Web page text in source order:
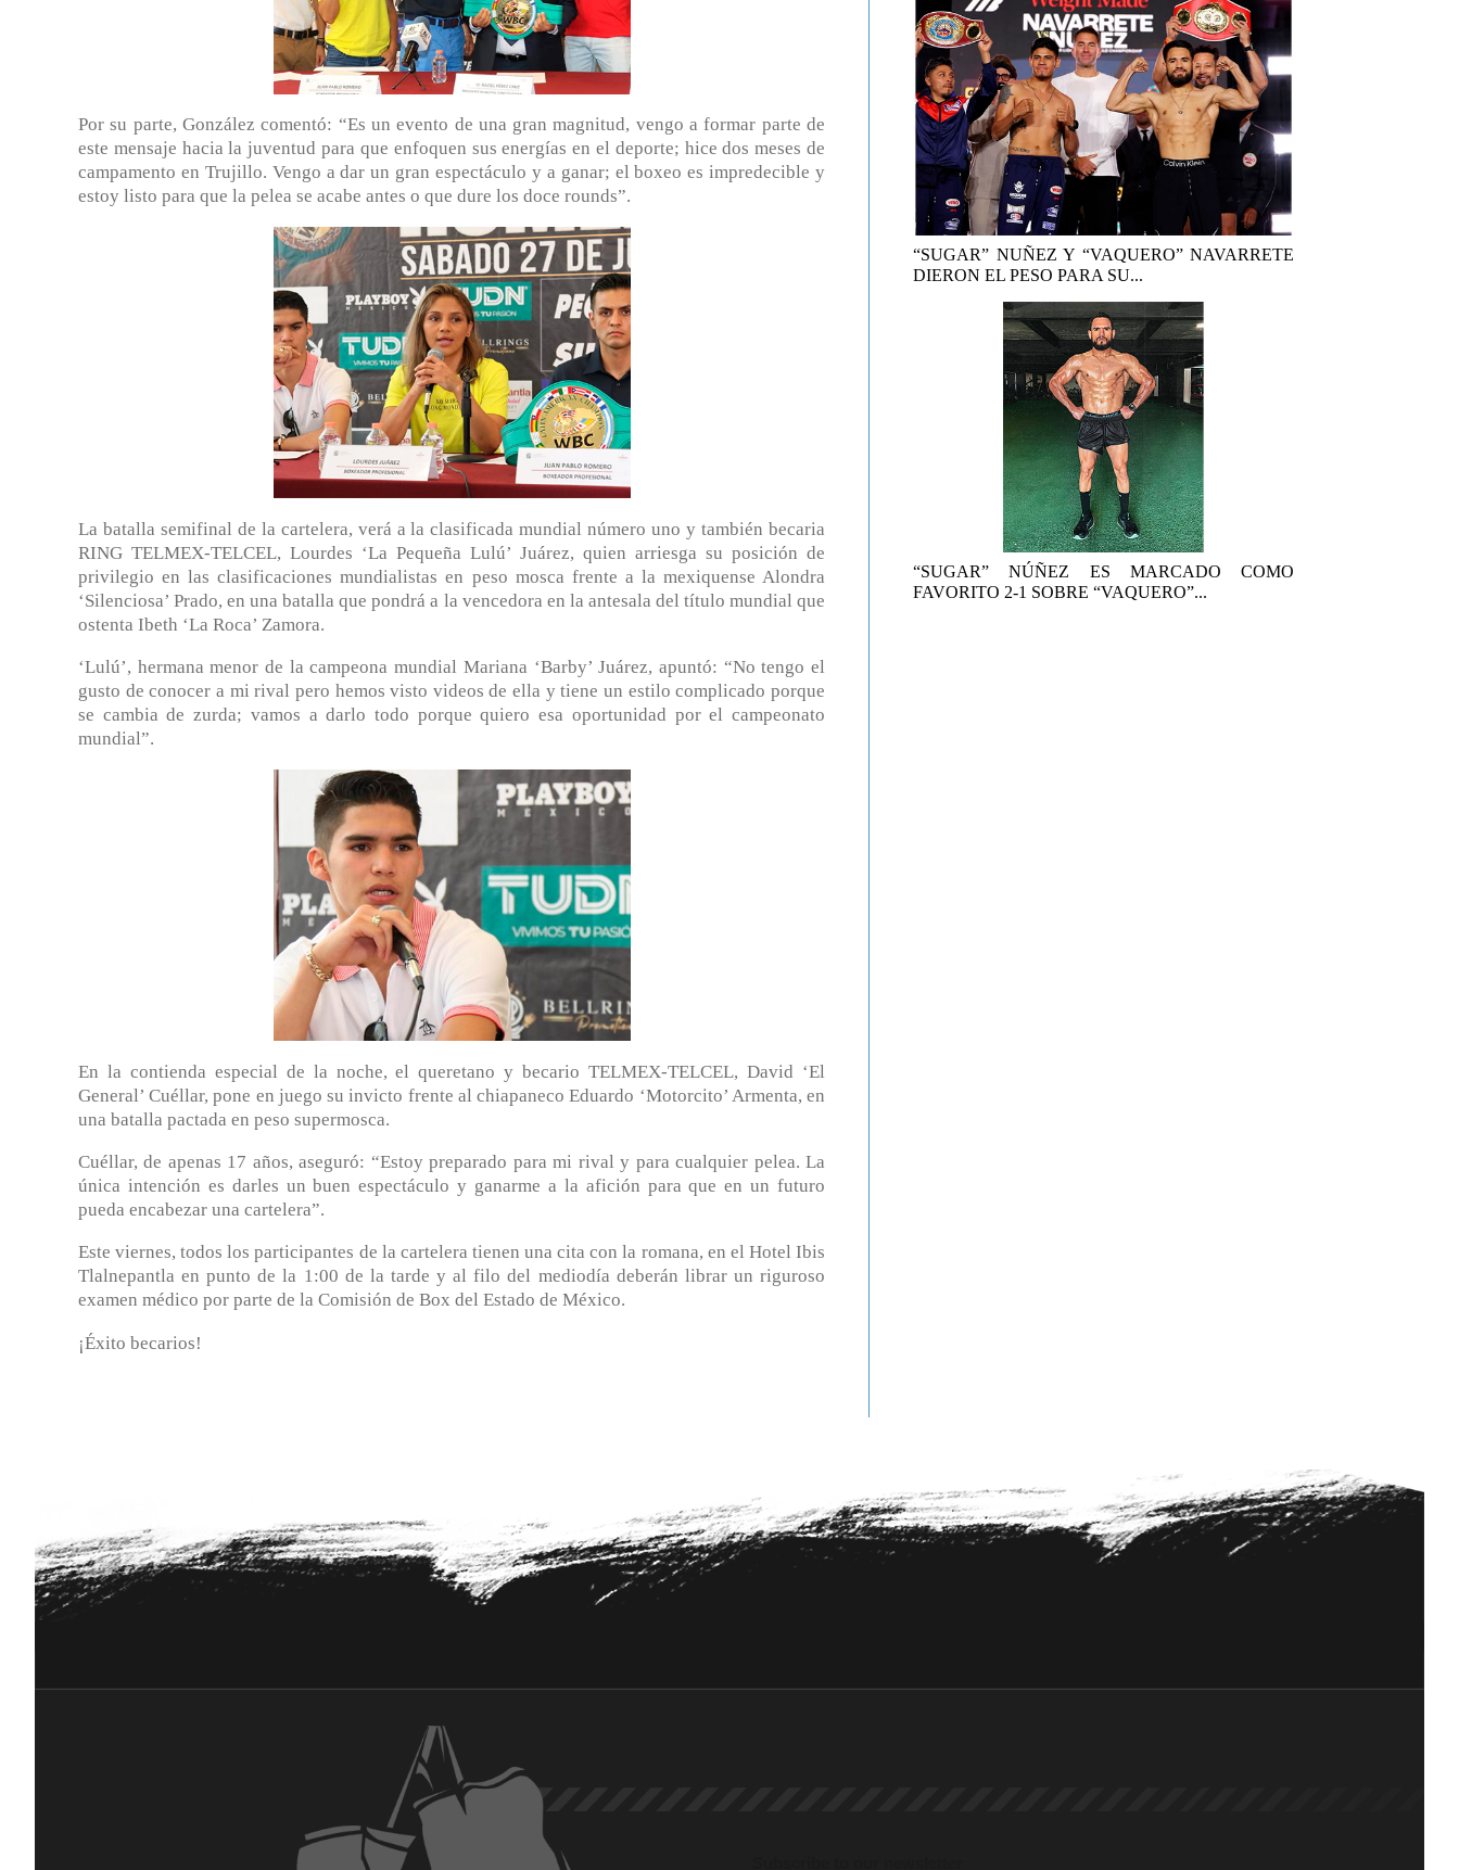
Por su parte, González comentó: “Es un evento de una gran magnitud, vengo a formar parte de
este mensaje hacia la juventud para que enfoquen sus energías en el deporte; hice dos meses de
campamento en Trujillo. Vengo a dar un gran espectáculo y a ganar; el boxeo es impredecible y
estoy listo para que la pelea se acabe antes o que dure los doce rounds”.
La batalla semifinal de la cartelera, verá a la clasificada mundial número uno y también becaria
RING TELMEX-TELCEL, Lourdes ‘La Pequeña Lulú’ Juárez, quien arriesga su posición de
privilegio en las clasificaciones mundialistas en peso mosca frente a la mexiquense Alondra
‘Silenciosa’ Prado, en una batalla que pondrá a la vencedora en la antesala del título mundial que
ostenta Ibeth ‘La Roca’ Zamora.
‘Lulú’, hermana menor de la campeona mundial Mariana ‘Barby’ Juárez, apuntó: “No tengo el
gusto de conocer a mi rival pero hemos visto videos de ella y tiene un estilo complicado porque
se cambia de zurda; vamos a darlo todo porque quiero esa oportunidad por el campeonato
mundial”.
En la contienda especial de la noche, el queretano y becario TELMEX-TELCEL, David ‘El
General’ Cuéllar, pone en juego su invicto frente al chiapaneco Eduardo ‘Motorcito’ Armenta, en
una batalla pactada en peso supermosca.
Cuéllar, de apenas 17 años, aseguró: “Estoy preparado para mi rival y para cualquier pelea. La
única intención es darles un buen espectáculo y ganarme a la afición para que en un futuro
pueda encabezar una cartelera”.
Este viernes, todos los participantes de la cartelera tienen una cita con la romana, en el Hotel Ibis
Tlalnepantla en punto de la 1:00 de la tarde y al filo del mediodía deberán librar un riguroso
examen médico por parte de la Comisión de Box del Estado de México.
¡Éxito becarios!
“SUGAR” NUÑEZ Y “VAQUERO” NAVARRETE
DIERON EL PESO PARA SU...
“SUGAR” NÚÑEZ ES MARCADO COMO
FAVORITO 2-1 SOBRE “VAQUERO”...